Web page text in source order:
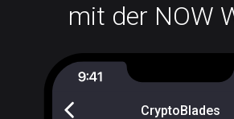
mit der NOW
CryptoBlades